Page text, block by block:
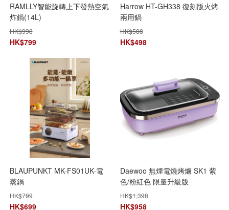
RAMLLY智能旋轉上下發熱空氣
炸鍋(14L)
HK$998
HK$799
Harrow HT-GH338 復刻版火烤
兩用鍋
HK$588
HK$498
BLAUPUNKT MK-FS01UK-電
蒸鍋
HK$799
HK$699
Daewoo 無煙電燒烤爐 SK1 紫
色/粉紅色 限量升級版
HK$1,398
HK$958